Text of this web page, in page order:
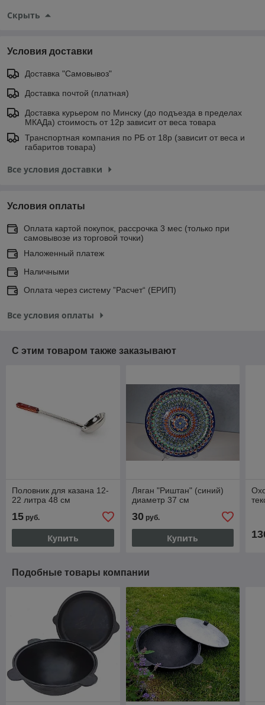
Скрыть
Условия доставки
Доставка "Самовывоз"
Доставка почтой (платная)
Доставка курьером по Минску (до подъезда в пределах
МКАДа) стоимость от 12р зависит от веса товара
Транспортная компания по РБ от 18р (зависит от веса и
габаритов товара)
Все условия доставки
Условия оплаты
Оплата картой покупок, рассрочка 3 мес (только при
самовывозе из торговой точки)
Наложенный платеж
Наличными
Оплата через систему ”Расчет“ (ЕРИП)
Все условия оплаты
С этим товаром также заказывают
Половник для казана 12-
22 литра 48 см
15 руб.
Купить
Ляган "Риштан" (синий)
диаметр 37 см
30руб.
Купить
Подобные товары компании